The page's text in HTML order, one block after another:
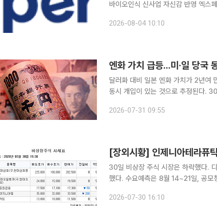
바이오인식 신사업 자신감 반영 엑스페릭스의 최대주주 및 주요 경영진이 장내 매수 등을 통해 자사
엑스페릭스 최대주주인 윤상철 대표
2026-08-04 10:10
엔화 가치 급등...미·일 당국
달러화 대비 일본 엔화 가치가 2년여
동시 개입이 있는 것으로 추정된다. 30일(현지시간) 블룸버그통신에 따르면 뉴욕 외환시장에서 엔
달러 대비 엔화 가치가 올라갔다는 이
2026-07-31 09:55
[장외시황] 인제니아테라퓨
30일 비상장 주식 시장은 하락했다. 디지털 헬스케어 기업 스카이랩스가 공모주 청약 일정을 변경
했다. 수요예측은 8월 14~21일, 공모청약은 8월
공모가는 희망 밴드 구간 하단인 1만
2026-07-30 16:10